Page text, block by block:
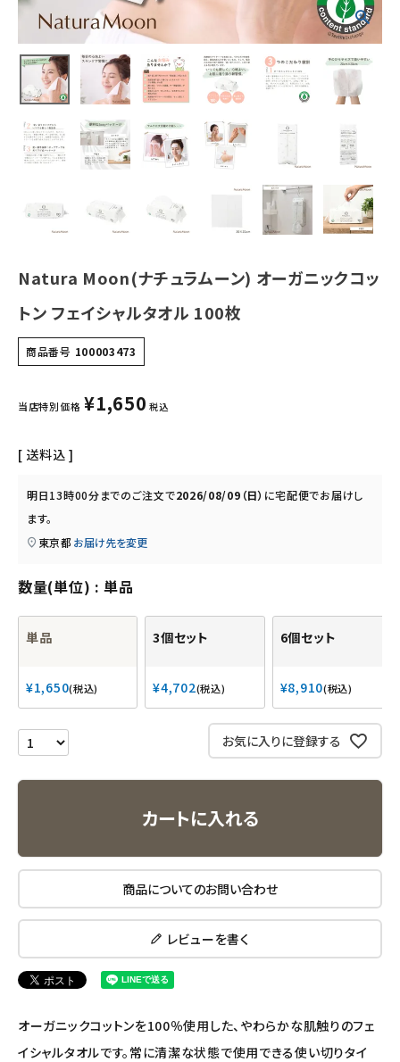
新商品
カテゴリーから探す
美容・コスメ・香水
衛生用品
フェムケア
インナー・下着・ナイトウェア
ブランド
定期購入
エコリュクス
エコメイト
ナチュラプラス
アルマウィン
コラム・スタッフのおすすめ
ご利用ガイド等
アカウント情報
ようこそ ゲスト 様
meeting_room ログイン person 会員登録
Natura Moon(ナチュラムーン) オーガニックコッ
トン フェイシャルタオル 100枚
商品番号 100003473
当店特別価格 ¥1,650 税込
送料込
明日13時00分までのご注文で2026/08/09（日） に宅配便でお届けし
ます。
東京都 お届け先を変更
数量(単位) 単品
単品
¥1,650 税込
3個セット
¥4,702 税込
6個セット
¥8,910 税込
お気に入りに登録する
カートに入れる
商品についてのお問い合わせ
レビューを書く
オーガニックコットンを100％使用した、やわらかな肌触りのフェ
イシャルタオルです。常に清潔な状態で使用できる使い切りタイ